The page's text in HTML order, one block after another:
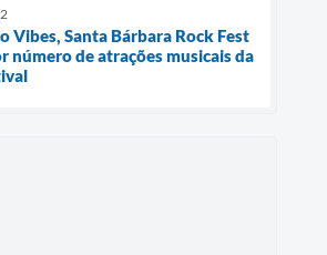
Vibes, Santa Bárbara Rock Fest
número de atrações musicais da